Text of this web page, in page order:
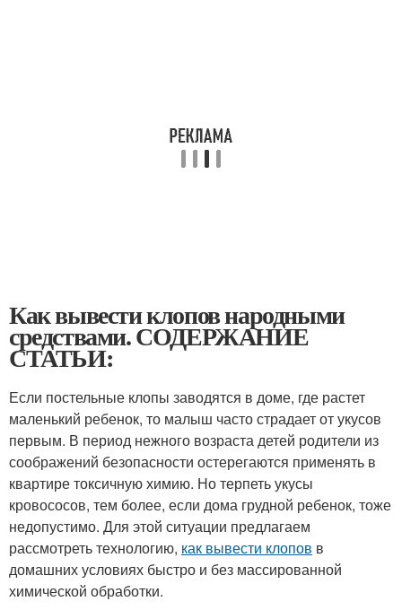
Как вывести клопов народными
средствами. СОДЕРЖАНИЕ
СТАТЬИ:
Если постельные клопы заводятся в доме, где растет
маленький ребенок, то малыш часто страдает от укусов
первым. В период нежного возраста детей родители из
соображений безопасности остерегаются применять в
квартире токсичную химию. Но терпеть укусы
кровососов, тем более, если дома грудной ребенок, тоже
недопустимо. Для этой ситуации предлагаем
рассмотреть технологию, как вывести клопов в
домашних условиях быстро и без массированной
химической обработки.